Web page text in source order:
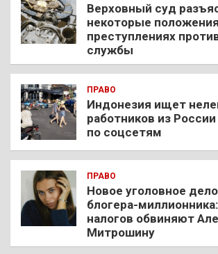
Верховный суд
некоторые
преступлениях
службы
ПРАВО
Индонезия ищет
работников из
по соцсетям
ПРАВО
Новое уголовное
блогера-
налогов обвиняют
Митрошину